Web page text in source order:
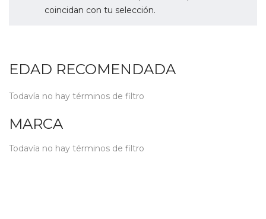
coincidan con tu selección.
EDAD RECOMENDADA
Todavía no hay términos de filtro
MARCA
Todavía no hay términos de filtro